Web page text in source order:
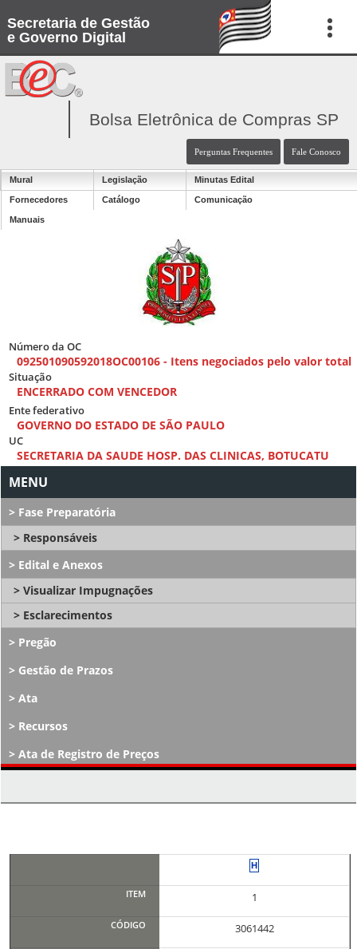
Secretaria de Gestão
e Governo Digital
Bolsa Eletrônica de Compras SP
Perguntas Frequentes Fale Conosco
Mural Legislação Minutas Edital
Fornecedores Catálogo Comunicação
Manuais
Número da OC
092501090592018OC00106 - Itens negociados pelo valor total
Situação
ENCERRADO COM VENCEDOR
Ente federativo
GOVERNO DO ESTADO DE SÃO PAULO
UC
SECRETARIA DA SAUDE HOSP. DAS CLINICAS, BOTUCATU
Fase Preparatória
Responsáveis
Edital e Anexos
Visualizar Impugnações
Esclarecimentos
Pregão
Gestão de Prazos
Ata
Recursos
Ata de Registro de Preços
1
3061442